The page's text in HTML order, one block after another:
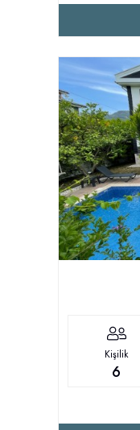
Kişilik
6